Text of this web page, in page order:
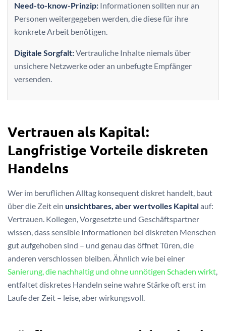
Need-to-know-Prinzip: Informationen sollten nur an
Personen weitergegeben werden, die diese für ihre
konkrete Arbeit benötigen.
Digitale Sorgfalt:Vertrauliche Inhalte niemals über
unsichere Netzwerke oder an unbefugte Empfänger
versenden.
Vertrauen als Kapital:
Langfristige Vorteile diskreten
Handelns
Wer im beruflichen Alltag konsequent diskret handelt, baut
über die Zeit ein unsichtbares, aber wertvolles Kapitalauf:
Vertrauen. Kollegen, Vorgesetzte und Geschäftspartner
wissen, dass sensible Informationen bei diskreten Menschen
gut aufgehoben sind – und genau das öffnet Türen, die
anderen verschlossen bleiben. Ähnlich wie bei einer
Sanierung, die nachhaltig und ohne unnötigen Schaden wirkt
entfaltet diskretes Handeln seine wahre Stärke oft erst im
Laufe der Zeit – leise, aber wirkungsvoll.